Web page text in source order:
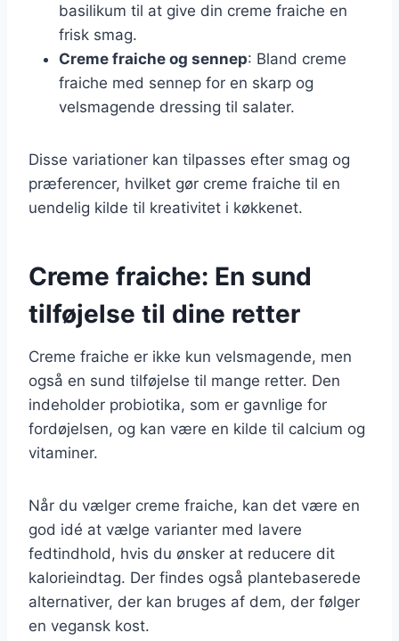
basilikum til at give din creme fraiche en
frisk smag.
Creme fraiche og sennep: Bland creme
fraiche med sennep for en skarp og
velsmagende dressing til salater.
Disse variationer kan tilpasses efter smag og
præferencer, hvilket gør creme fraiche til en
uendelig kilde til kreativitet i køkkenet.
Creme fraiche: En sund
tilføjelse til dine retter
Creme fraiche er ikke kun velsmagende, men
også en sund tilføjelse til mange retter. Den
indeholder probiotika, som er gavnlige for
fordøjelsen, og kan være en kilde til calcium og
vitaminer.
Når du vælger creme fraiche, kan det være en
god idé at vælge varianter med lavere
fedtindhold, hvis du ønsker at reducere dit
kalorieindtag. Der findes også plantebaserede
alternativer, der kan bruges af dem, der følger
en vegansk kost.